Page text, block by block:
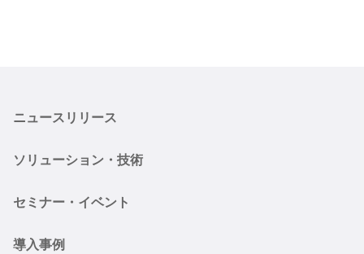
ニュースリリース
ソリューション・技術
セミナー・イベント
導入事例